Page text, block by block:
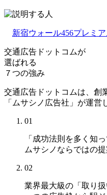
新宿ウォール456プレミ
交通広告ドットコムが
選ばれる
７つの強み
交通広告ドットコムは、創
「ムサシノ広告社」が運営
01
「成功法則を多く知っ
ムサシノならではの
02
業界最大級の「取り扱